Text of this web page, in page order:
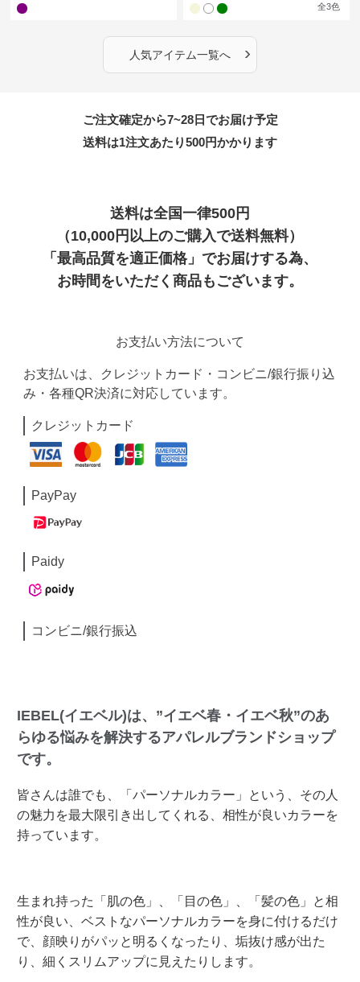
全3色
人気アイテム一覧へ ›
ご注文確定から7~28日でお届け予定
送料は1注文あたり500円かかります
送料は全国一律500円
（10,000円以上のご購入で送料無料）
「最高品質を適正価格」でお届けする為、
お時間をいただく商品もございます。
お支払い方法について
お支払いは、クレジットカード・コンビニ/銀行振り込
み・各種QR決済に対応しています。
クレジットカード
PayPay
Paidy
コンビニ/銀行振込
IEBEL(イエベル)は、”イエベ春・イエベ秋”のあ
らゆる悩みを解決するアパレルブランドショップ
です。
皆さんは誰でも、「パーソナルカラー」という、その人
の魅力を最大限引き出してくれる、相性が良いカラーを
持っています。
生まれ持った「肌の色」、「目の色」、「髪の色」と相
性が良い、ベストなパーソナルカラーを身に付けるだけ
で、顔映りがパッと明るくなったり、垢抜け感が出た
り、細くスリムアップに見えたりします。